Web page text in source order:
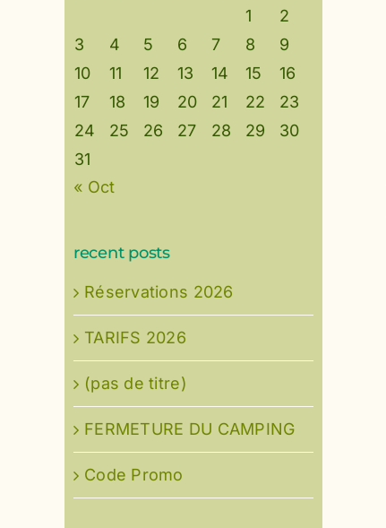
1
2
3
4 5 6 7 8
9
10
11 12 13 14 15
16
17
18 19 20 21 22
23
24
25 26 27 28 29
30
31
« Oct
recent posts
Réservations 2026
TARIFS 2026
(pas de titre)
FERMETURE DU CAMPING
Code Promo